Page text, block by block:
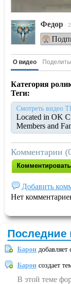
Федор ·
О видео
Категория
Теги:
Смотреть видео
Located in OK
Members and
Комментарии
Добавить
Нет
Последние
Барон добавляет
Барон создает
В этой теме